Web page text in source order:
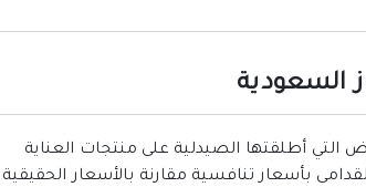
السعودية
أطلقتها الصيدلية على منتجات العناية
بأسعار تنافسية مقارنة بالأسعار الحقيقية